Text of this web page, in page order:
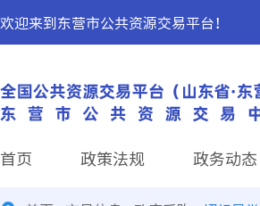
欢迎来到东营市公共资源交易平台！
首页 政策法规 政务动态